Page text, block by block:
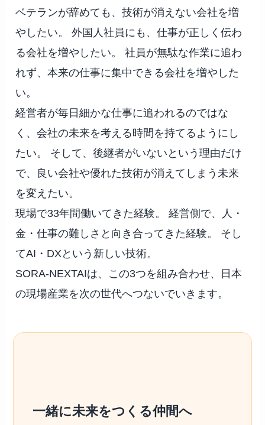
ベテランが辞めても、技術が消えない会社を増
やしたい。 外国人社員にも、仕事が正しく伝わ
る会社を増やしたい。 社員が無駄な作業に追わ
れず、本来の仕事に集中できる会社を増やした
い。
経営者が毎日細かな仕事に追われるのではな
く、会社の未来を考える時間を持てるようにし
たい。 そして、後継者がいないという理由だけ
で、良い会社や優れた技術が消えてしまう未来
を変えたい。
現場で33年間働いてきた経験。 経営側で、人・
金・仕事の難しさと向き合ってきた経験。 そし
てAI・DXという新しい技術。
SORA-NEXTAIは、この3つを組み合わせ、日本
の現場産業を次の世代へつないでいきます。
一緒に未来をつくる仲間へ